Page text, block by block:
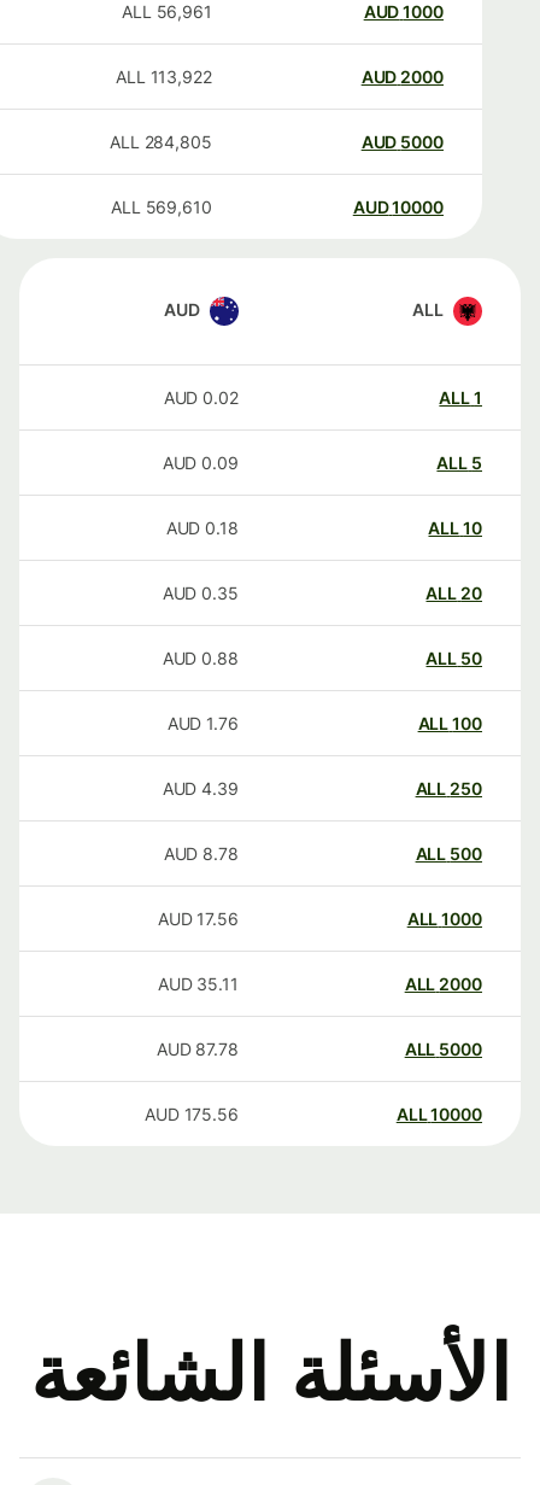
1000
AUD
56,961
ALL
2000
AUD
113,922
ALL
5000
AUD
284,805
ALL
10000
AUD
569,610
ALL
ALL
AUD
ALL
0.02
AUD
ALL
0.09
AUD
ALL
0.18
AUD
20
ALL
0.35
AUD
50
ALL
0.88
AUD
100
ALL
1.76
AUD
250
ALL
4.39
AUD
500
ALL
8.78
AUD
1000
ALL
17.56
AUD
2000
ALL
35.11
AUD
5000
ALL
87.78
AUD
10000
ALL
175.56
AUD
الأسئلة الشائعة